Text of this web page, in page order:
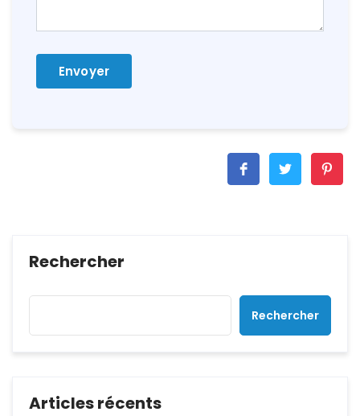
Rechercher
Rechercher
Articles récents